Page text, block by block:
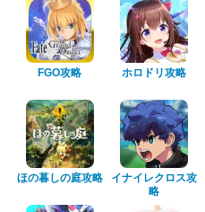
FGO攻略 ホロドリ攻略
ほの暮しの庭攻略
イナイレクロス攻
略